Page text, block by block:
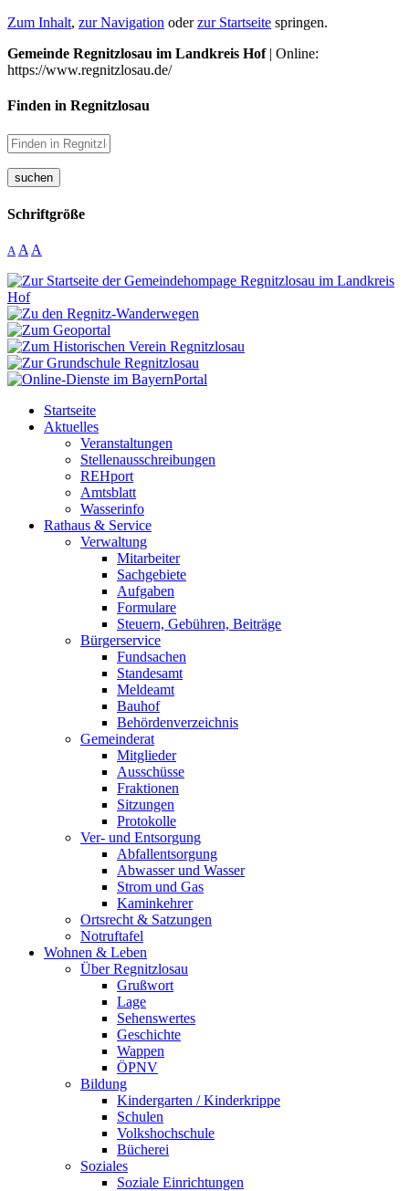
Zum Inhalt, zur Navigation oderzur Startseite springen.
Gemeinde Regnitzlosau im Landkreis Hof| Online:
https://www.regnitzlosau.de/
Finden in Regnitzlosau
suchen
Schriftgröße
A A A
Startseite
Aktuelles
Veranstaltungen
Stellenausschreibungen
REHport
Amtsblatt
Wasserinfo
Rathaus & Service
Verwaltung
Mitarbeiter
Sachgebiete
Aufgaben
Formulare
Steuern, Gebühren, Beiträge
Bürgerservice
Fundsachen
Standesamt
Meldeamt
Bauhof
Behördenverzeichnis
Gemeinderat
Mitglieder
Ausschüsse
Fraktionen
Sitzungen
Protokolle
Ver- und Entsorgung
Abfallentsorgung
Abwasser und Wasser
Strom und Gas
Kaminkehrer
Ortsrecht & Satzungen
Notruftafel
Wohnen & Leben
Über Regnitzlosau
Grußwort
Lage
Sehenswertes
Geschichte
Wappen
ÖPNV
Bildung
Kindergarten / Kinderkrippe
Schulen
Volkshochschule
Bücherei
Soziales
Soziale Einrichtungen